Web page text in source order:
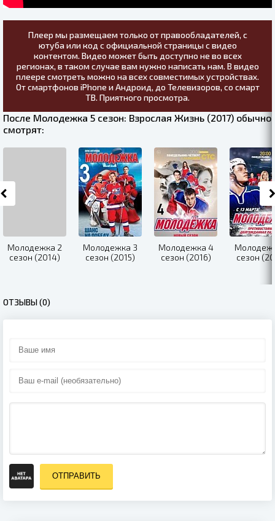
Плеер мы размещаем только от правообладателей, с
ютуба или код с официальной страницы с видео
контентом. Видео может быть доступно не во всех
регионах, в таком случае вам нужно написать нам. В видео
плеере смотреть можно на всех совместимых устройствах.
От смартфонов iPhone и Андроид, до Телевизоров, со смарт
ТВ. Приятного просмотра.
После Молодежка 5 сезон: Взрослая Жизнь (2017) обычно
смотрят:
Молодежка 2
сезон (2014)
Молодежка 3
сезон (2015)
Молодежка 4
сезон (2016)
сезон
ОТЗЫВЫ (0)
ОТПРАВИТЬ